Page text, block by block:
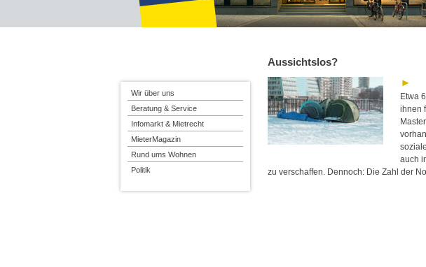
Aussichtslos?
Etwa
ihnen
auch
zu verschaffen. Dennoch: Die Zahl der
Wir über uns
Beratung & Service
Infomarkt & Mietrecht
MieterMagazin
Rund ums Wohnen
Politik